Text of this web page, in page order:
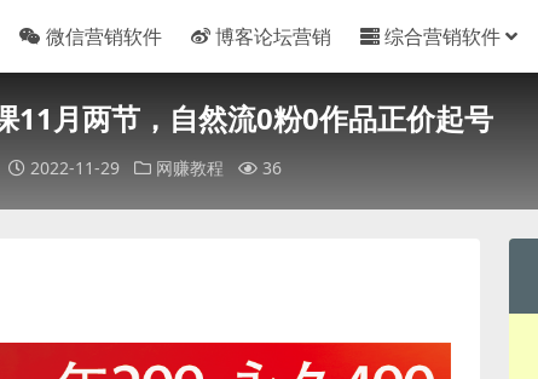
微信营销软件 博客论坛营销 综合营销软件
11月两节，自然流0粉0作品正价起号
2022-11-29 网赚教程 36